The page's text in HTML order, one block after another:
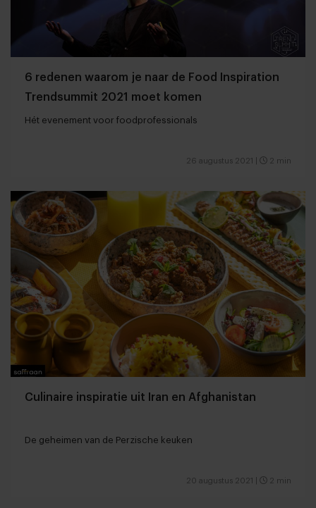
6 redenen waarom je naar de Food Inspiration
Trendsummit 2021 moet komen
Hét evenement voor foodprofessionals
26 augustus 2021 2 min
Culinaire inspiratie uit Iran en Afghanistan
De geheimen van de Perzische keuken
20 augustus 2021 2 min